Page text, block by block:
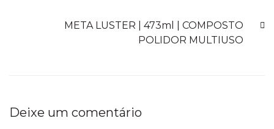
META LUSTER | 473ml | COMPOSTO
POLIDOR MULTIUSO
Deixe um comentário